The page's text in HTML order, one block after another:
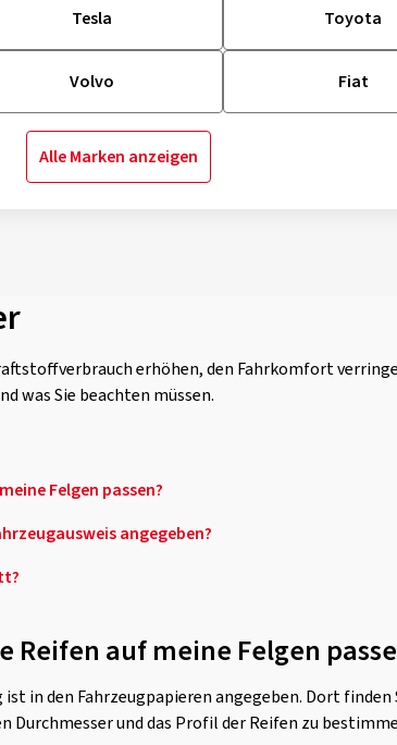
Tesla Toyota
Volvo Fiat
Alle Marken anzeigen
erhöhen, den Fahrkomfort
was Sie beachten müssen.
Felgen passen?
angegeben?
Reifen auf meine Felgen
in den Fahrzeugpapieren angegeben. Dort
Durchmesser und das Profil der Reifen zu